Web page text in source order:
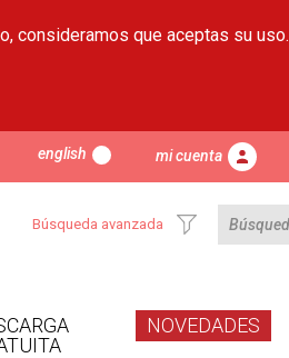
consideramos que aceptas su uso.
english mi cuenta
Búsqueda avanzada
NOVEDADES